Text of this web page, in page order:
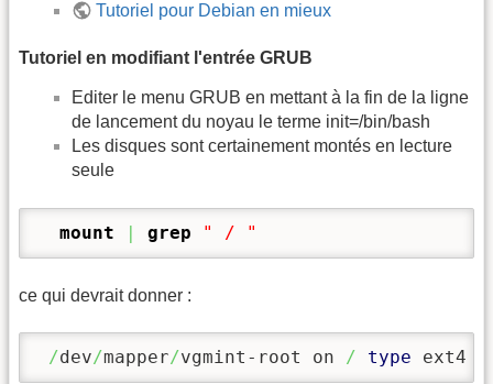
Tutoriel pour Debian en mieux
Tutoriel en modifiant l'entrée GRUB
Editer le menu GRUB en mettant à la fin de la ligne
de lancement du noyau le terme init=/bin/bash
Les disques sont certainement montés en lecture
seule
mount | grep " / "
ce qui devrait donner :
/dev/mapper/vgmint-root on / type ext4